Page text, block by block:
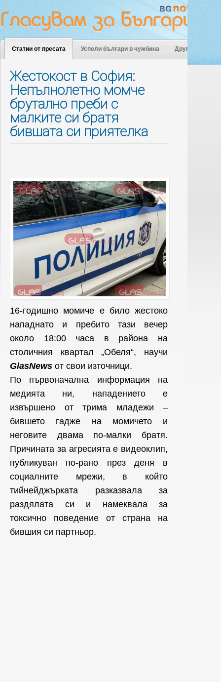
Статии от пресата Успели българи в чужбина Други
Жестокост в София:
Непълнолетно момче
брутално преби с
малките си братя
бившата си приятелка
16-годишно момиче е било жестоко
нападнато и пребито тази вечер
около 18:00 часа в района на
столичния квартал „Обеля“, научи
GlasNews от свои източници.
По първоначална информация на
медията ни, нападението е
извършено от трима младежи –
бившето гадже на момичето и
неговите двама по-малки братя.
Причината за агресията е видеоклип,
публикуван по-рано през деня в
социалните мрежи, в който
тийнейджърката разказвала за
раздялата си и намеквала за
токсично поведение от страна на
бившия си партньор.